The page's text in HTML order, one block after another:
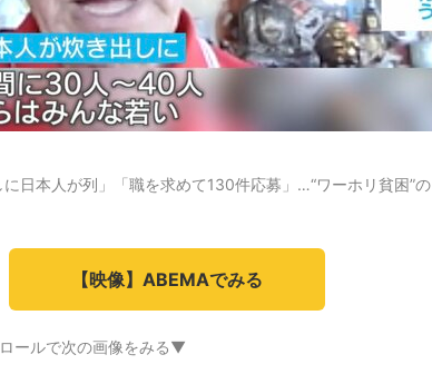
日本人が列」「職を求めて130件応募」…“ワーホリ貧困”の
【映像】ABEMAでみる
ールで次の画像をみる▼